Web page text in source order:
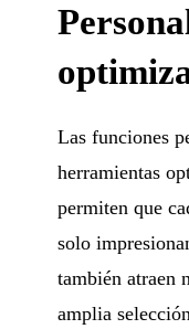
Las funciones
herramientas
permiten que
solo
también atraen
amplia